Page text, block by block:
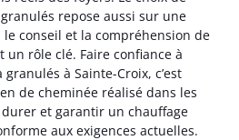
repose aussi sur une
conseil et la compréhension de
un rôle clé. Faire confiance à
granulés à Sainte-Croix, c’est
de cheminée réalisé dans les
et garantir un chauffage
aux exigences actuelles.